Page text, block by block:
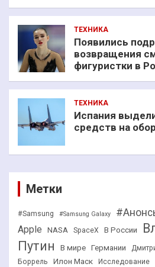
ТЕХНИКА
Появились
возвращения
фигуристки в
ТЕХНИКА
Испания
средств на
Метки
#Samsung #Samsung Galaxy
Apple NASA SpaceX В России
Путин
В мире Германии
Боррель
Илон Маск Исследование